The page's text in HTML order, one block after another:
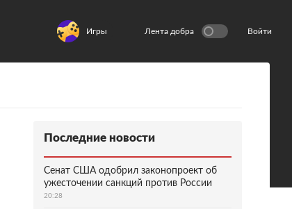
Игры Лента добра Войти
Последние новости
Сенат США одобрил законопроект об
ужесточении санкций против России
20:28